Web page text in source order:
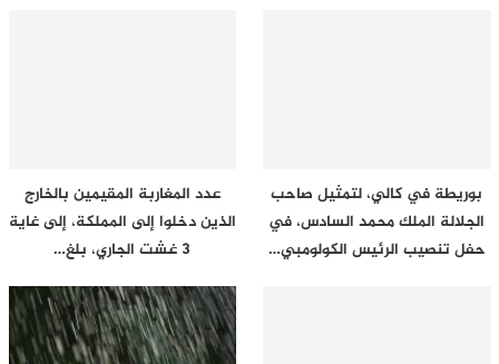
بوريطة في كالي، لتمثيل صاحب
الجلالة الملك محمد السادس، في
حفل تنصيب الرئيس الكولومبي…
عدد المغاربة المقيمين بالخارج
الذين دخلوا إلى المملكة، إلى غاية
3 غشت الجاري، بلغ…